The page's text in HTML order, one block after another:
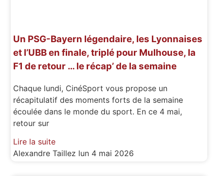
Un PSG-Bayern légendaire, les Lyonnaises
et l’UBB en finale, triplé pour Mulhouse, la
F1 de retour … le récap’ de la semaine
Chaque lundi, CinéSport vous propose un
récapitulatif des moments forts de la semaine
écoulée dans le monde du sport. En ce 4 mai,
retour sur
Lire la suite
Alexandre Taillez lun 4 mai 2026